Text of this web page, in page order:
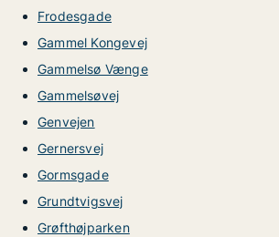
Frodesgade
Gammel Kongevej
Gammelsø Vænge
Gammelsøvej
Genvejen
Gernersvej
Gormsgade
Grundtvigsvej
Grøfthøjparken